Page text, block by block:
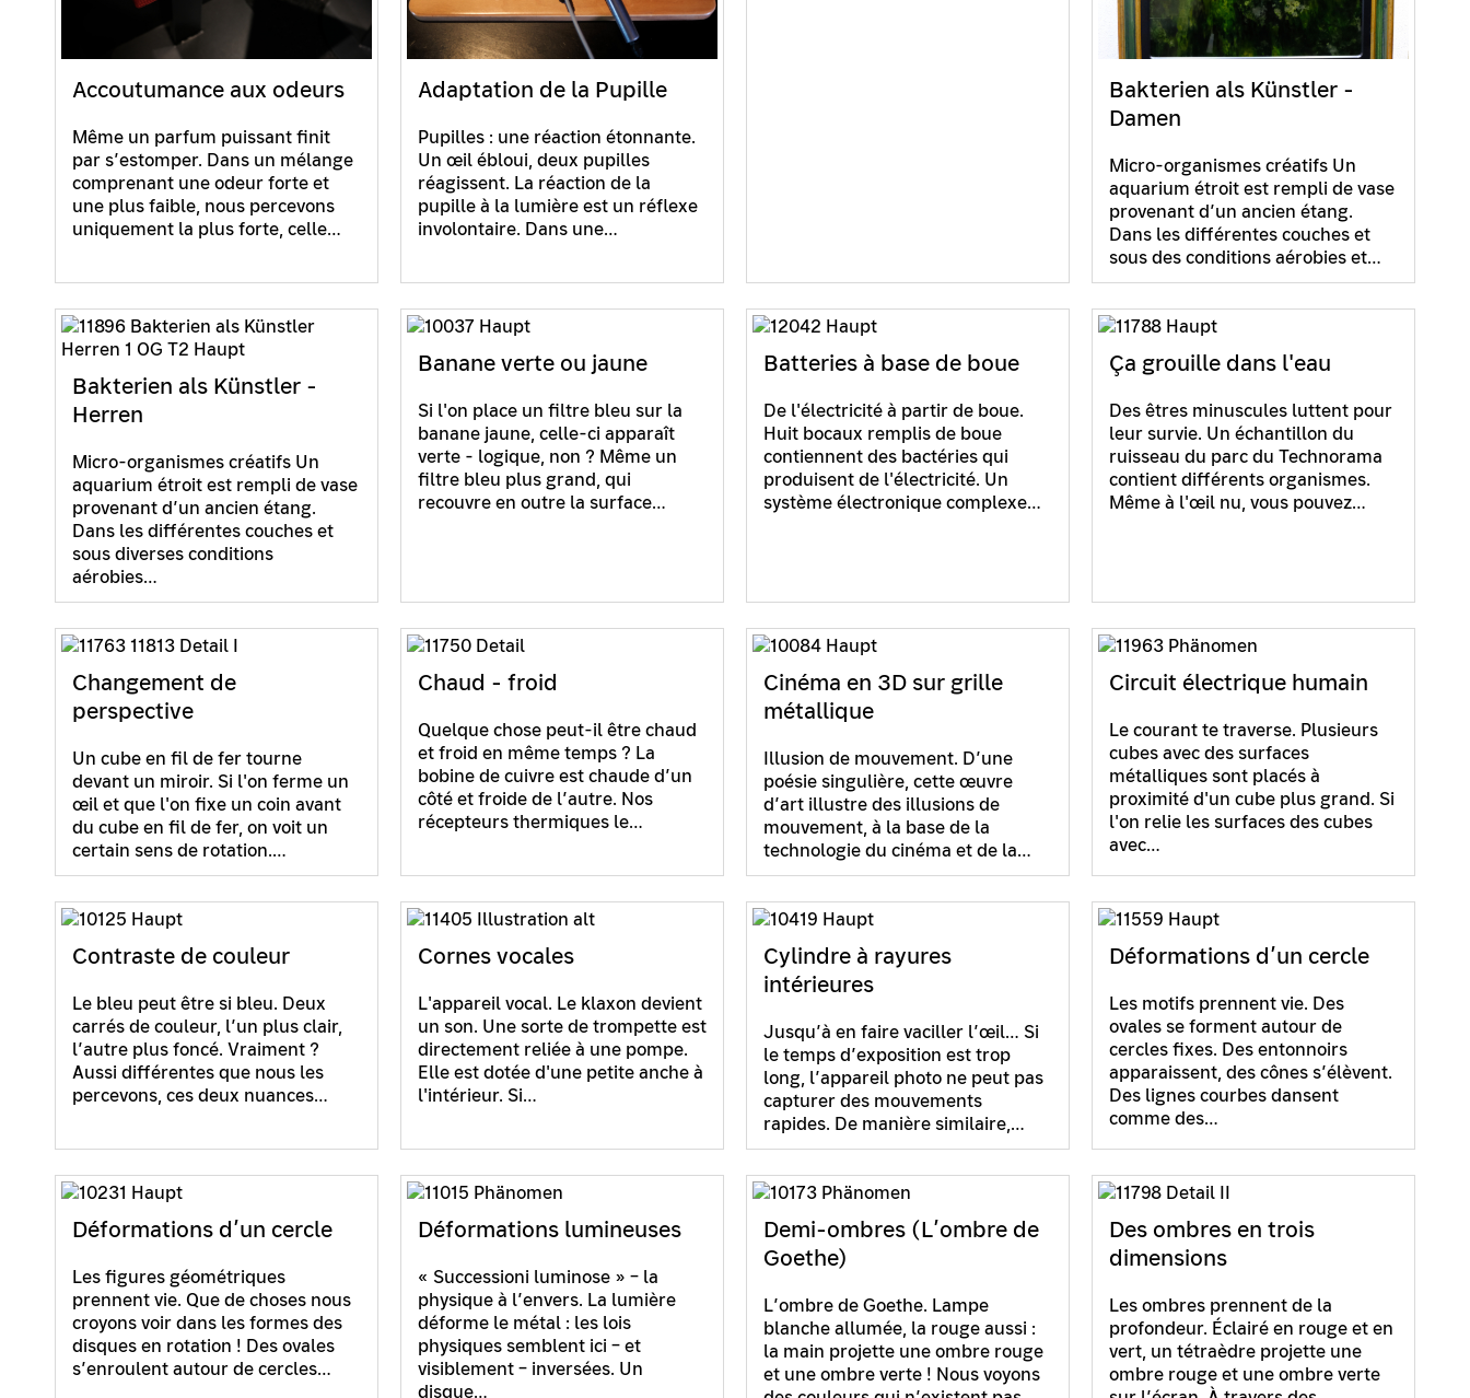
Accoutumance aux odeurs
Même un parfum puissant finit
par s’estomper. Dans un mélange
comprenant une odeur forte et
une plus faible, nous percevons
uniquement la plus forte, celle…
Adaptation de la Pupille
Pupilles : une réaction étonnante.
Un œil ébloui, deux pupilles
réagissent. La réaction de la
pupille à la lumière est un réflexe
involontaire. Dans une…
Bakterien als Künstler -
Damen
Micro-organismes créatifs Un
aquarium étroit est rempli de vase
provenant d’un ancien étang.
Dans les différentes couches et
sous des conditions aérobies et…
Bakterien als Künstler -
Herren
Micro-organismes créatifs Un
aquarium étroit est rempli de vase
provenant d’un ancien étang.
Dans les différentes couches et
sous diverses conditions
aérobies…
Banane verte ou jaune
Si l'on place un filtre bleu sur la
banane jaune, celle-ci apparaît
verte - logique, non ? Même un
filtre bleu plus grand, qui
recouvre en outre la surface…
Batteries à base de boue
De l'électricité à partir de boue.
Huit bocaux remplis de boue
contiennent des bactéries qui
produisent de l'électricité. Un
système électronique complexe…
Ça grouille dans l'eau
Des êtres minuscules luttent pour
leur survie. Un échantillon du
ruisseau du parc du Technorama
contient différents organismes.
Même à l'œil nu, vous pouvez…
Changement de
perspective
Un cube en fil de fer tourne
devant un miroir. Si l'on ferme un
œil et que l'on fixe un coin avant
du cube en fil de fer, on voit un
certain sens de rotation.…
Chaud - froid
Quelque chose peut-il être chaud
et froid en même temps ? La
bobine de cuivre est chaude d’un
côté et froide de l’autre. Nos
récepteurs thermiques le…
Cinéma en 3D sur grille
métallique
Illusion de mouvement. D’une
poésie singulière, cette œuvre
d’art illustre des illusions de
mouvement, à la base de la
technologie du cinéma et de la…
Circuit électrique humain
Le courant te traverse. Plusieurs
cubes avec des surfaces
métalliques sont placés à
proximité d'un cube plus grand. Si
l'on relie les surfaces des cubes
avec…
Contraste de couleur
Le bleu peut être si bleu. Deux
carrés de couleur, l’un plus clair,
l’autre plus foncé. Vraiment ?
Aussi différentes que nous les
percevons, ces deux nuances…
Cornes vocales
L'appareil vocal. Le klaxon devient
un son. Une sorte de trompette est
directement reliée à une pompe.
Elle est dotée d'une petite anche à
l'intérieur. Si…
Cylindre à rayures
intérieures
Jusqu’à en faire vaciller l’œil… Si
le temps d’exposition est trop
long, l’appareil photo ne peut pas
capturer des mouvements
rapides. De manière similaire,…
Déformations d’un cercle
Les motifs prennent vie. Des
ovales se forment autour de
cercles fixes. Des entonnoirs
apparaissent, des cônes s’élèvent.
Des lignes courbes dansent
comme des…
Déformations d’un cercle
Les figures géométriques
prennent vie. Que de choses nous
croyons voir dans les formes des
disques en rotation ! Des ovales
s’enroulent autour de cercles…
Déformations lumineuses
« Successioni luminose » – la
physique à l’envers. La lumière
déforme le métal : les lois
physiques semblent ici – et
visiblement – inversées. Un
disque…
Demi-ombres (L’ombre de
Goethe)
L’ombre de Goethe. Lampe
blanche allumée, la rouge aussi :
la main projette une ombre rouge
et une ombre verte ! Nous voyons
Des ombres en trois
dimensions
Les ombres prennent de la
profondeur. Éclairé en rouge et en
vert, un tétraèdre projette une
ombre rouge et une ombre verte